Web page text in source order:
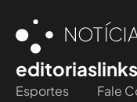
editorias
Esportes
links
Fale